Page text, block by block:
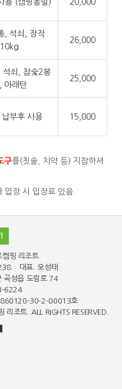
용 (캠핑동일) 20,000
, 석쇠, 장작
10kg
26,000
석쇠, 참숯2봉
아래탄
25,000
부후 사용 15,000
구를(칫솔, 치약 등) 지참하셔
입장 시 입장료 있음.
캠핑 리조트
대표. 오성태
곡성읍 도림로 74
6224
30-2-00013호
리조트. ALL RIGHTS RESERVED.